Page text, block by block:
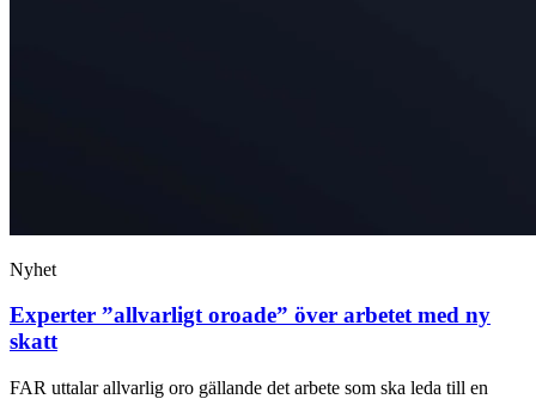
Nyhet
Experter ”allvarligt oroade” över arbetet med ny
skatt
FAR uttalar allvarlig oro gällande det arbete som ska leda till en